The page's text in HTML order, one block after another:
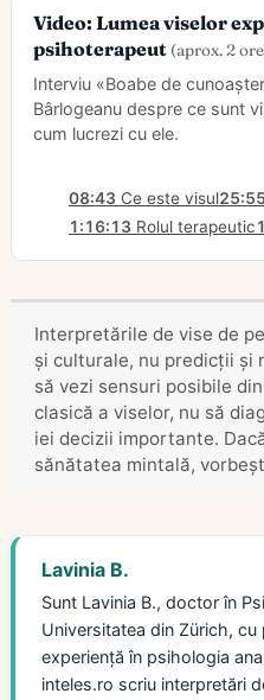
Video: Lumea viselor
psihoterapeut (aprox. 2
Interviu «Boabe de
Bârlogeanu despre ce sunt
cum lucrezi cu ele.
08:43 Ce este visul25:55
1:16:13 Rolul terapeutic
Interpretările de vise de
și culturale, nu predicții și
să vezi sensuri posibile
clasică a viselor, nu să
iei decizii importante.
sănătatea mintală,
Lavinia B.
Sunt Lavinia B., doctor în
Universitatea din Zürich,
experiență în psihologia
inteles.ro scriu interpretări